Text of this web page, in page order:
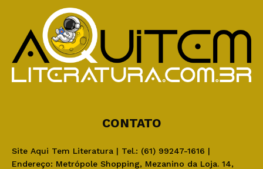
CONTATO
Site Aqui Tem Literatura | Tel.: (61) 99247-1616 |
Endereço: Metrópole Shopping, Mezanino da Loja. 14,